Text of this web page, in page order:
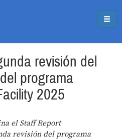
revisión del
programa
2025
el Staff Report
revisión del programa